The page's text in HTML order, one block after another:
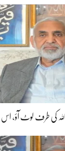
کی طرف لوٹ آؤ،